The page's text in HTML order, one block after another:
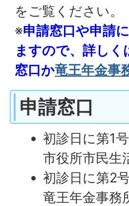
をご覧ください。
※申請窓口や申請
ますので、詳しく
窓口か竜王年金事
申請窓口
初診日に第1
市役所市民生
初診日に第2
竜王年金事務